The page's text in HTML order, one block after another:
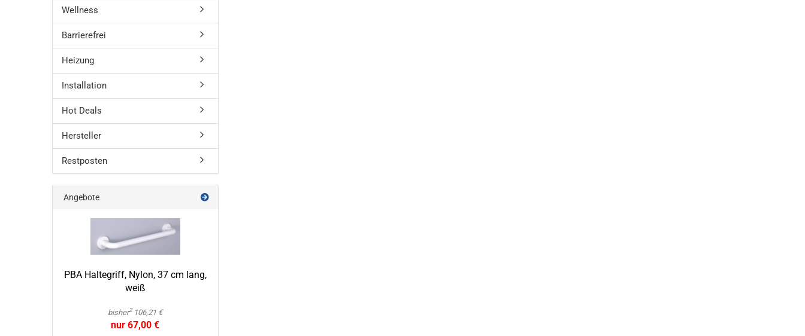
Wellness
Barrierefrei
Heizung
Installation
Hot Deals
Hersteller
Restposten
Angebote
PBA Hal­te­griff, Nylon, 37 cm lang,
weiß
bisher2106,21 €
nur 67,00 €